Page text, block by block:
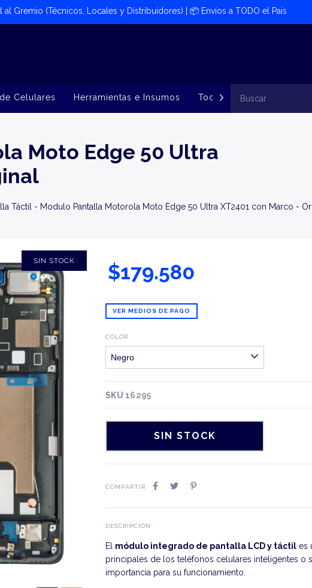
al Gremio (Técnicos, Locales y Distribuidores) | 📦​ Envíos a TODO el País
Celulares Herramientas e Insumos Todos los Productos
Moto Edge 50 Ultra
Táctil - Modulo Pantalla Motorola Moto Edge 50 Ultra XT2401 con Marco -
SIN STOCK $179.580
VER MEDIOS DE PAGO
COLOR
SKU16295
COMPARTIR
DESCRIPCIÓN
El módulo integrado de pantalla LCD y táctil es
principales de los teléfonos celulares inteligentes o
importancia para su funcionamiento.